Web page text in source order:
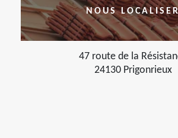
NOUS
47 route de la
24130 Prigonrieux